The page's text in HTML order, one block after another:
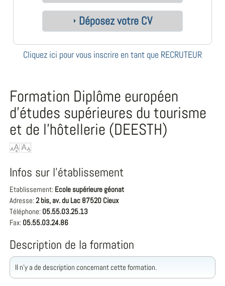
Déposez votre CV
Cliquez ici pour vous inscrire en tant que RECRUTEUR
Formation Diplôme européen
d'études supérieures du tourisme
et de l'hôtellerie (DEESTH)
Infos sur l'établissement
Etablissement: Ecole supérieure géonat
Adresse:2 bis, av. du Lac 87520 Cieux
Téléphone: 05.55.03.25.13
Fax: 05.55.03.24.86
Description de la formation
Il n'y a de description concernant cette formation.